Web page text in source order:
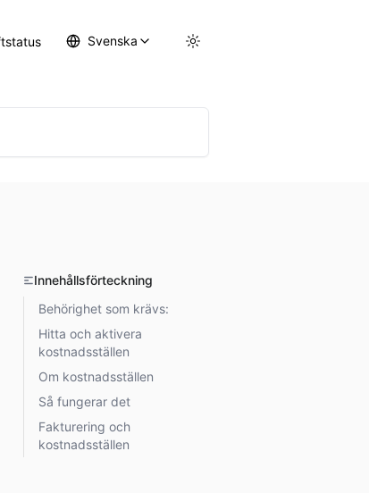
Svenska
options
Innehållsförteckning
Behörighet som krävs:
Hitta och aktivera
kostnadsställen
Om kostnadsställen
Så fungerar det
Fakturering och
kostnadsställen